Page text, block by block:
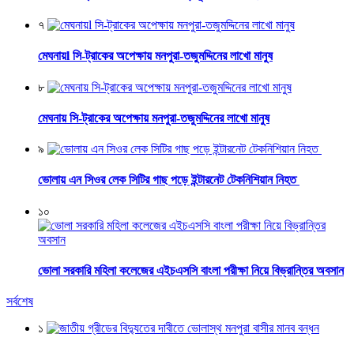
৭
মেঘনায়l সি-ট্রাকের অপেক্ষায় মনপুরা-তজুমদ্দিনের লাখো মানুষ
৮
মেঘনায় সি-ট্রাকের অপেক্ষায় মনপুরা-তজুমদ্দিনের লাখো মানুষ
৯
ভোলায় এন সিওর লেক সিটির গাছ পড়ে ইন্টারনেট টেকনিশিয়ান নিহত
১০
ভোলা সরকারি মহিলা কলেজের এইচএসসি বাংলা পরীক্ষা নিয়ে বিভ্রান্তির অবসান
সর্বশেষ
১